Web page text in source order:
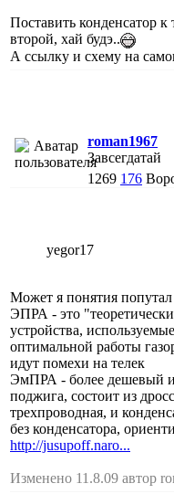
Поставить конденсатор к
второй, хай будэ..
А ссылку и схему на
roman1967
Завсегдатай
1269 176
yegor17
Может я понятия попутал
ЭПРА - это
устройства,
оптимальной работы
идут помехи на телек
ЭмПРА - более дешевый и
поджига, состоит из
трехпроводная, и
без конденсатора,
http://jusupoff.naro...
Изменено 11.8.09 автор